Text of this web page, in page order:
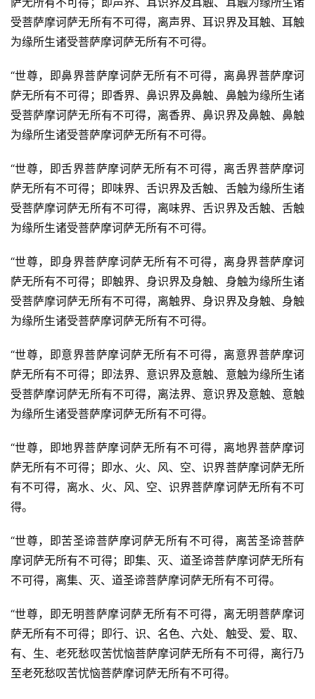
受菩萨摩诃萨无所有不可得，离声界、耳识界及耳触、耳触
为缘所生诸受菩萨摩诃萨无所有不可得。
“世尊，即鼻界菩萨摩诃萨无所有不可得，离鼻界菩萨摩诃
萨无所有不可得；即香界、鼻识界及鼻触、鼻触为缘所生诸
受菩萨摩诃萨无所有不可得，离香界、鼻识界及鼻触、鼻触
为缘所生诸受菩萨摩诃萨无所有不可得。
“世尊，即舌界菩萨摩诃萨无所有不可得，离舌界菩萨摩诃
萨无所有不可得；即味界、舌识界及舌触、舌触为缘所生诸
受菩萨摩诃萨无所有不可得，离味界、舌识界及舌触、舌触
为缘所生诸受菩萨摩诃萨无所有不可得。
“世尊，即身界菩萨摩诃萨无所有不可得，离身界菩萨摩诃
萨无所有不可得；即触界、身识界及身触、身触为缘所生诸
受菩萨摩诃萨无所有不可得，离触界、身识界及身触、身触
为缘所生诸受菩萨摩诃萨无所有不可得。
“世尊，即意界菩萨摩诃萨无所有不可得，离意界菩萨摩诃
萨无所有不可得；即法界、意识界及意触、意触为缘所生诸
受菩萨摩诃萨无所有不可得，离法界、意识界及意触、意触
为缘所生诸受菩萨摩诃萨无所有不可得。
“世尊，即地界菩萨摩诃萨无所有不可得，离地界菩萨摩诃
萨无所有不可得；即水、火、风、空、识界菩萨摩诃萨无所
有不可得，离水、火、风、空、识界菩萨摩诃萨无所有不可
得。
“世尊，即苦圣谛菩萨摩诃萨无所有不可得，离苦圣谛菩萨
摩诃萨无所有不可得；即集、灭、道圣谛菩萨摩诃萨无所有
不可得，离集、灭、道圣谛菩萨摩诃萨无所有不可得。
“世尊，即无明菩萨摩诃萨无所有不可得，离无明菩萨摩诃
萨无所有不可得；即行、识、名色、六处、触受、爱、取、
有、生、老死愁叹苦忧恼菩萨摩诃萨无所有不可得，离行乃
至老死愁叹苦忧恼菩萨摩诃萨无所有不可得。